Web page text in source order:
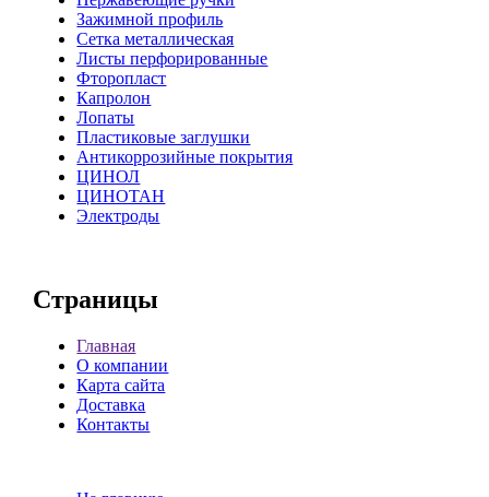
Зажимной профиль
Сетка металлическая
Листы перфорированные
Фторопласт
Капролон
Лопаты
Пластиковые заглушки
Антикоррозийные покрытия
ЦИНОЛ
ЦИНОТАН
Электроды
Страницы
Главная
О компании
Карта сайта
Доставка
Контакты